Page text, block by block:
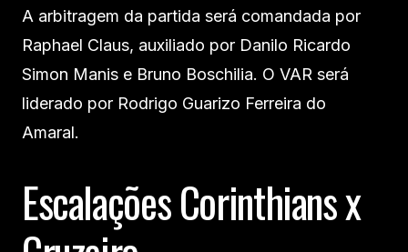
A arbitragem da partida será comandada por
Raphael Claus, auxiliado por Danilo Ricardo
Simon Manis e Bruno Boschilia. O VAR será
liderado por Rodrigo Guarizo Ferreira do
Amaral.
Escalações Corinthians x